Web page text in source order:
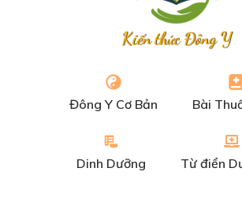
Kiến thức Đông Y
Đông Y Cơ Bản Bài
Dinh Dưỡng Từ điển